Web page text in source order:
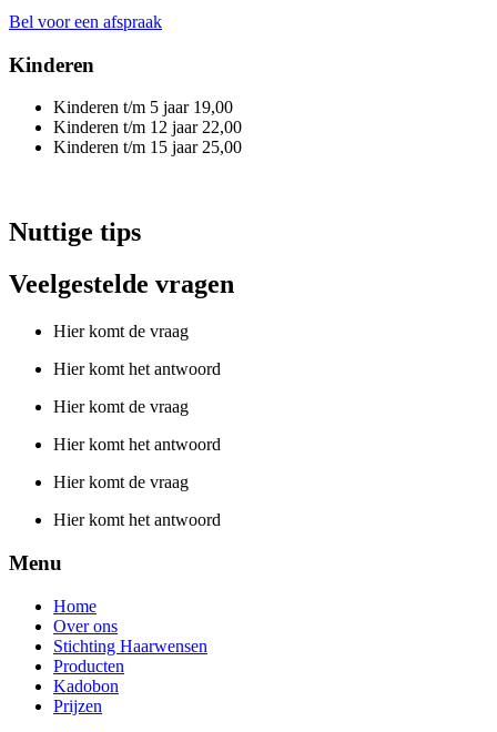
Bel voor een afspraak
Kinderen
Kinderen t/m 5 jaar 19,00
Kinderen t/m 12 jaar22,00
Kinderen t/m 15 jaar25,00
Nuttige tips
Veelgestelde vragen
Hier komt de vraag
Hier komt het antwoord
Hier komt de vraag
Hier komt het antwoord
Hier komt de vraag
Hier komt het antwoord
Menu
Home
Over ons
Stichting Haarwensen
Producten
Kadobon
Prijzen